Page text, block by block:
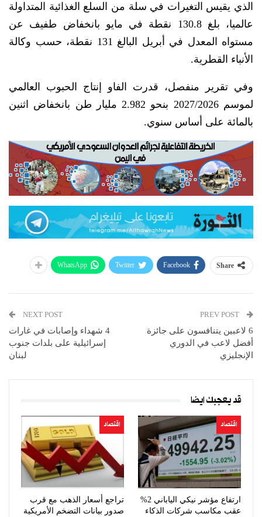
الذي يقيس التغيرات في سلة من السلع الغذائية المتداولة
عالميا، بلغ ‌130.8 نقطة في مايو بانخفاض طفيف ‌عن
‌مستواه ‌المعدل في أبريل البالغ 131 نقطة، حسب وكالة
الأنباء القطرية.
وفي ‌تقرير منفصل، قدرت الفاو إنتاج الحبوب العالمي
‌لموسم 2027/2026 بنحو 2.982 مليار طن بانخفاض اثنين
بالمائة على أساس سنوي.
Share
Facebook
Twitter
WhatsApp
6 لاعبين يتنافسون على جائزة
أفضل لاعب في الدوري
الإنجليزي
NEXT POST
4 شهداء وإصابات في غارات
إسرائيلية على بلدات جنوب
لبنان
قد يعجبك ايضا
اقتصاد
ارتفاع مؤشر نيكي الياباني 2%
عقب مكاسب شركات الذكاء
اقتصاد
تراجع أسعار الذهب مع قرب
صدور بيانات التضخم الأمريكية